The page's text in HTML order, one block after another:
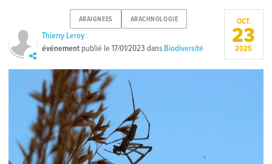
ARAIGNEES ARACHNOLOGIE
Thierry Leroy
événement publié le17/01/2023 dans Biodiversité
OCT.
23
2025